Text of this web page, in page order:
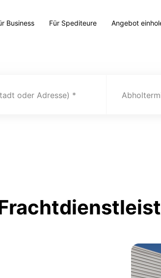
Business Für Spediteure Angebot
oder Adresse)